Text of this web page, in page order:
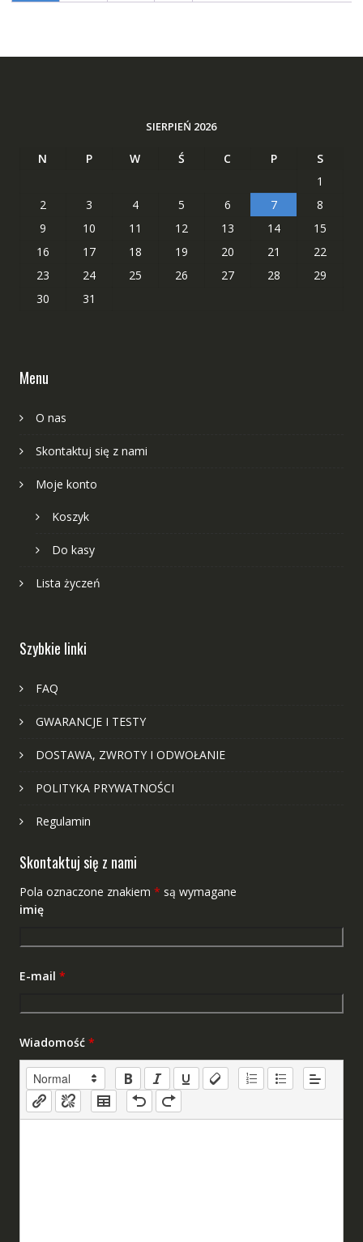
SIERPIEŃ 2026
N P W Ś C P
S
1
2
3 4 5 6 7
8
9
10 11 12 13 14
15
16
17 18 19 20 21
22
23
24 25 26 27 28
29
30
31
Menu
O nas
Skontaktuj się z nami
Moje konto
Koszyk
Do kasy
Lista życzeń
Szybkie linki
FAQ
GWARANCJE I TESTY
DOSTAWA, ZWROTY I ODWOŁANIE
POLITYKA PRYWATNOŚCI
Regulamin
Skontaktuj się z nami
Pola oznaczone znakiem * są wymagane
imię
E-mail *
Wiadomość *